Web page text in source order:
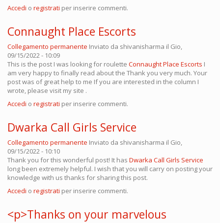
Accedi o registrati per inserire commenti.
Connaught Place Escorts
Collegamento permanente Inviato da shivanisharma il Gio,
09/15/2022 - 10:09
This is the post I was looking for roulette Connaught Place Escorts I
am very happy to finally read about the Thank you very much. Your
post was of great help to me If you are interested in the column I
wrote, please visit my site .
Accedi o registrati per inserire commenti.
Dwarka Call Girls Service
Collegamento permanente Inviato da shivanisharma il Gio,
09/15/2022 - 10:10
Thank you for this wonderful post! It has Dwarka Call Girls Service
long been extremely helpful. I wish that you will carry on posting your
knowledge with us thanks for sharing this post.
Accedi o registrati per inserire commenti.
<p>Thanks on your marvelous